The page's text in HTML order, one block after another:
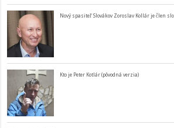
Nový spasiteľ Slovákov Zoroslav Kollár je člen
Kto je Peter Kotlár (pôvodná verzia)